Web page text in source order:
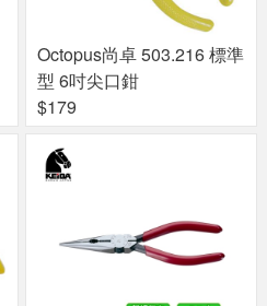
Octopus尚卓 503.216 標準
型 6吋尖口鉗
$179